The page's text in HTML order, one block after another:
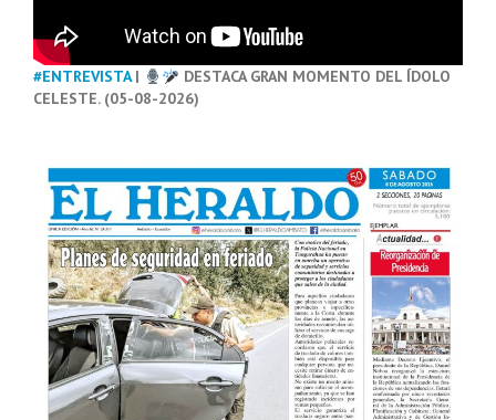
#ENTREVISTA|
DESTACA GRAN MOMENTO DEL ÍDOLO
CELESTE. (05-08-2026)